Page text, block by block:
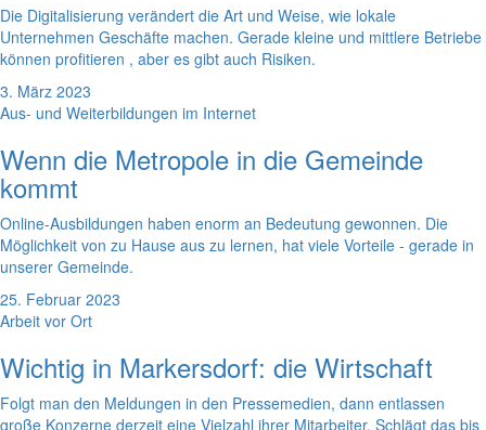
Die Digitalisierung verändert die Art und Weise, wie lokale
Unternehmen Geschäfte machen. Gerade kleine und mittlere Betriebe
können profitieren , aber es gibt auch Risiken.
3. März 2023
Aus- und Weiterbildungen im Internet
Wenn die Metropole in die Gemeinde
kommt
Online-Ausbildungen haben enorm an Bedeutung gewonnen. Die
Möglichkeit von zu Hause aus zu lernen, hat viele Vorteile - gerade in
unserer Gemeinde.
25. Februar 2023
Arbeit vor Ort
Wichtig in Markersdorf: die Wirtschaft
Folgt man den Meldungen in den Pressemedien, dann entlassen
große Konzerne derzeit eine Vielzahl ihrer Mitarbeiter. Schlägt das bis